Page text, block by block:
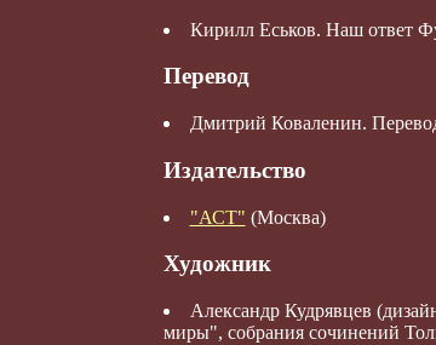
Кирилл Еськов. Наш ответ
Перевод
Дмитрий Коваленин.
Издательство
"АСТ" (Москва)
Художник
Александр Кудрявцев
миры", собрания сочинений